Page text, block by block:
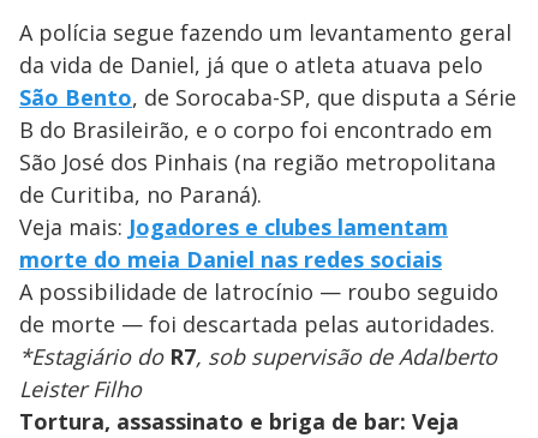
A polícia segue fazendo um levantamento geral
da vida de Daniel, já que o atleta atuava pelo
São Bento, de Sorocaba-SP, que disputa a Série
B do Brasileirão, e o corpo foi encontrado em
São José dos Pinhais (na região metropolitana
de Curitiba, no Paraná).
Veja mais: Jogadores e clubes lamentam
morte do meia Daniel nas redes sociais
A possibilidade de latrocínio — roubo seguido
de morte — foi descartada pelas autoridades.
*Estagiário do R7, sob supervisão de Adalberto
Leister Filho
Tortura, assassinato e briga de bar: Veja